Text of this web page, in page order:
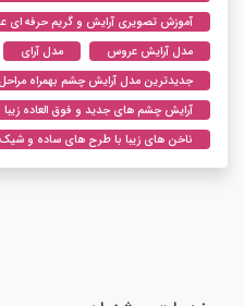
آموزش تصویری آرایش و گریم حرفه ای
مدل آرایش عروس
مدل آرای
جدیدترین مدل آرایش چشم بهمراه مراحل
آرایش چشم های جدید و فوق العاده زیبا
ناخن های زیبا با طرح های ساده و شیک